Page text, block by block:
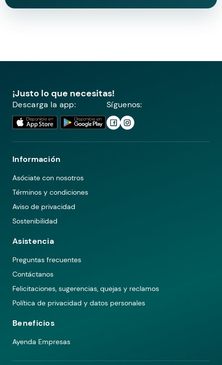
¡Justo lo que necesitas!
Descarga la app: Síguenos:
Información
Asóciate con nosotros
Términos y condiciones
Aviso de privacidad
Sostenibilidad
Asistencia
Preguntas frecuentes
Contáctanos
Felicitaciones, sugerencias, quejas y reclamos
Política de privacidad y datos personales
Beneficios
Ayenda Empresas